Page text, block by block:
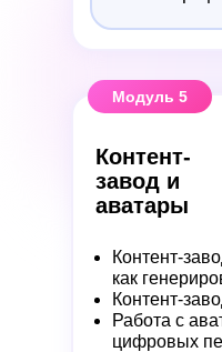
Модуль 5
Контент-
завод и
аватары
Контент-
как
Контент-
Работа с
цифровых